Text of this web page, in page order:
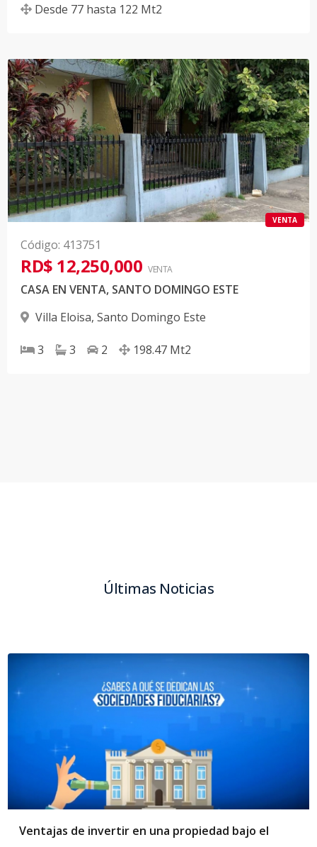
Desde 77 hasta 122 Mt2
VENTA
Código: 413751
RD$ 12,250,000 VENTA
CASA EN VENTA, SANTO DOMINGO ESTE
Villa Eloisa, Santo Domingo Este
3 3 2 198.47 Mt2
Últimas Noticias
Ventajas de invertir en una propiedad bajo el